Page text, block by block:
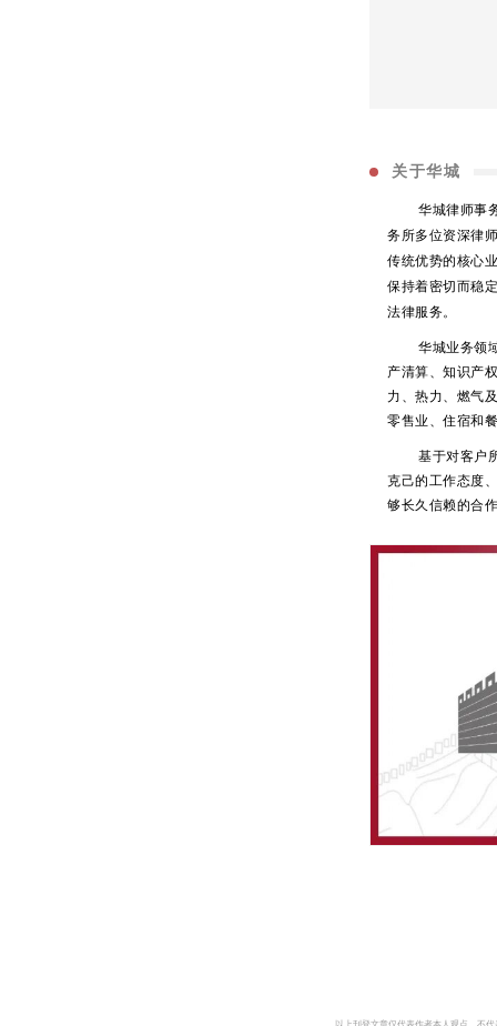
关于华城
华城律师事
务所多位资深律
传统优势的核心
保持着密切而稳
法律服务。
华城业务领
产清算、知识产
力、热力、燃气
零售业、住宿和
基于对客户
克己的工作态度
够长久信赖的合